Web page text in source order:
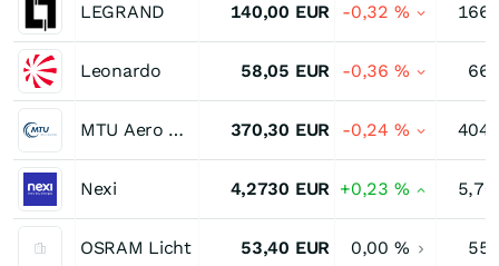
LEGRAND 140,00 EUR -0,32 %
Leonardo 58,05 EUR -0,36 %
MTU Aero Engines 370,30 EUR -0,24 %
Nexi 4,2730 EUR +0,23 %
OSRAM Licht 53,40 EUR 0,00 %